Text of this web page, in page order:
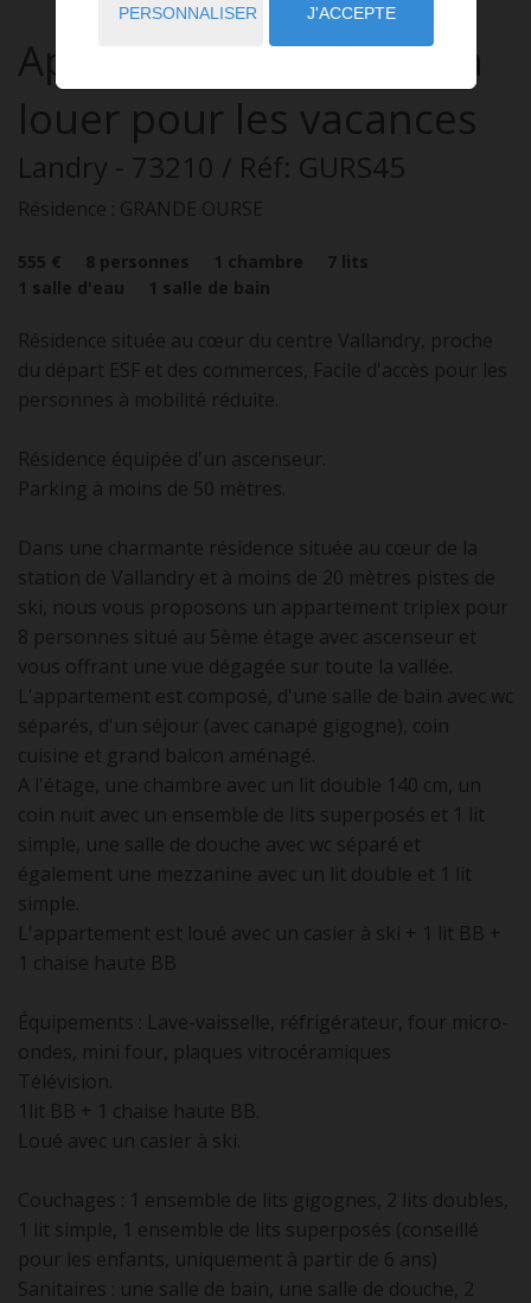
Appartement3 pièces
à
louer pour les vacances
Landry - 73210 / Réf: GURS45
Résidence : GRANDE OURSE
555 € 8 personnes 1 chambre 7 lits
1 salle d'eau 1 salle de bain
Résidence située au cœur du centre Vallandry, proche
du départ ESF et des commerces, Facile d'accès pour les
personnes à mobilité réduite.
Résidence équipée d'un ascenseur.
Parking à moins de 50 mètres.
Dans une charmante résidence située au cœur de la
station de Vallandry et à moins de 20 mètres pistes de
ski, nous vous proposons un appartement triplex pour
8 personnes situé au 5ème étage avec ascenseur et
vous offrant une vue dégagée sur toute la vallée.
L'appartement est composé, d'une salle de bain avec wc
séparés, d'un séjour (avec canapé gigogne), coin
cuisine et grand balcon aménagé.
A l'étage, une chambre avec un lit double 140 cm, un
coin nuit avec un ensemble de lits superposés et 1 lit
simple, une salle de douche avec wc séparé et
également une mezzanine avec un lit double et 1 lit
simple.
L'appartement est loué avec un casier à ski + 1 lit BB +
1 chaise haute BB
Équipements : Lave-vaisselle, réfrigérateur, four micro-
ondes, mini four, plaques vitrocéramiques
Télévision.
1lit BB + 1 chaise haute BB.
Loué avec un casier à ski.
Couchages : 1 ensemble de lits gigognes, 2 lits doubles,
1 lit simple, 1 ensemble de lits superposés (conseillé
pour les enfants, uniquement à partir de 6 ans)
Sanitaires : une salle de bain, une salle de douche, 2
PERSONNALISER J'ACCEPTE